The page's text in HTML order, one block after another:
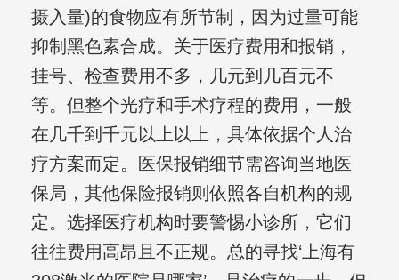
摄入量)的食物应有所节制，因为过量可能
抑制黑色素合成。关于医疗费用和报销，
挂号、检查费用不多，几元到几百元不
等。但整个光疗和手术疗程的费用，一般
在几千到千元以上以上，具体依据个人治
疗方案而定。医保报销细节需咨询当地医
保局，其他保险报销则依照各自机构的规
定。选择医疗机构时要警惕小诊所，它们
往往费用高昂且不正规。总的寻找‘上海有